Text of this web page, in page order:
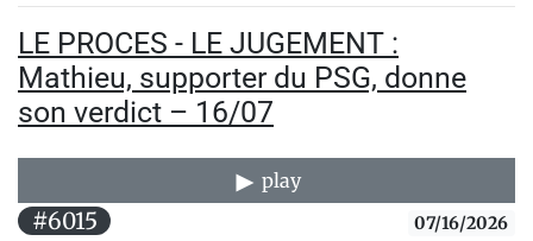
LE PROCES - LE JUGEMENT :
Mathieu, supporter du PSG, donne
son verdict – 16/07
play
#6015 07/16/2026